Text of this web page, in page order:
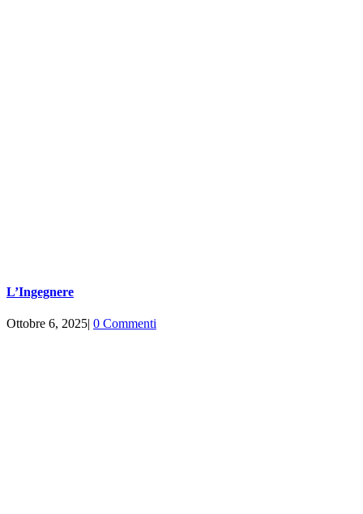
L’Ingegnere
Ottobre 6, 2025| 0 Commenti